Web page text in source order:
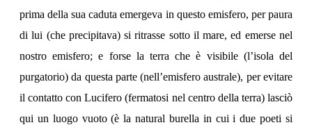
prima della sua caduta emergeva in questo emisfero, per paura
di lui (che precipitava) si ritrasse sotto il mare, ed emerse nel
nostro emisfero; e forse la terra che è visibile (l’isola del
purgatorio) da questa parte (nell’emisfero australe), per evitare
il contatto con Lucifero (fermatosi nel centro della terra) lasciò
qui un luogo vuoto (è la natural burella in cui i due poeti si